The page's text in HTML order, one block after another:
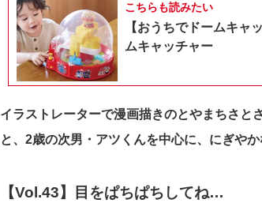
こちらも読みたい
【おうちでドームキャ
ムキャッチャー
イラストレーターで漫画描きのとやまちさと
と、2歳の次男・アツくんを中心に、にぎや
【Vol.43】目をぱちぱちしてね…